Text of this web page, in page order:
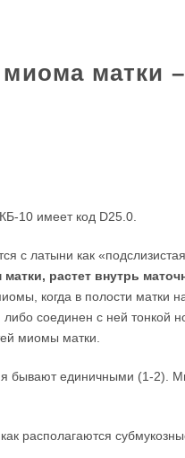
матки
10 имеет код D25.0.
с латыни как
растет внутрь
когда в полости матки
соединен с ней тонкой
миомы матки.
бывают единичными (1-2).
располагаются